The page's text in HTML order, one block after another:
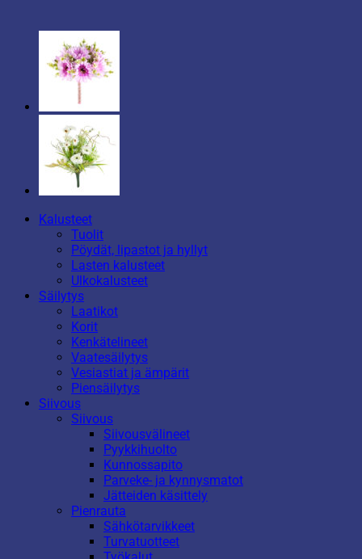
Kalusteet
Tuolit
Pöydät, lipastot ja hyllyt
Lasten kalusteet
Ulkokalusteet
Säilytys
Laatikot
Korit
Kenkätelineet
Vaatesäilytys
Vesiastiat ja ämpärit
Piensäilytys
Siivous
Siivous
Siivousvälineet
Pyykkihuolto
Kunnossapito
Parveke- ja kynnysmatot
Jätteiden käsittely
Pienrauta
Sähkötarvikkeet
Turvatuotteet